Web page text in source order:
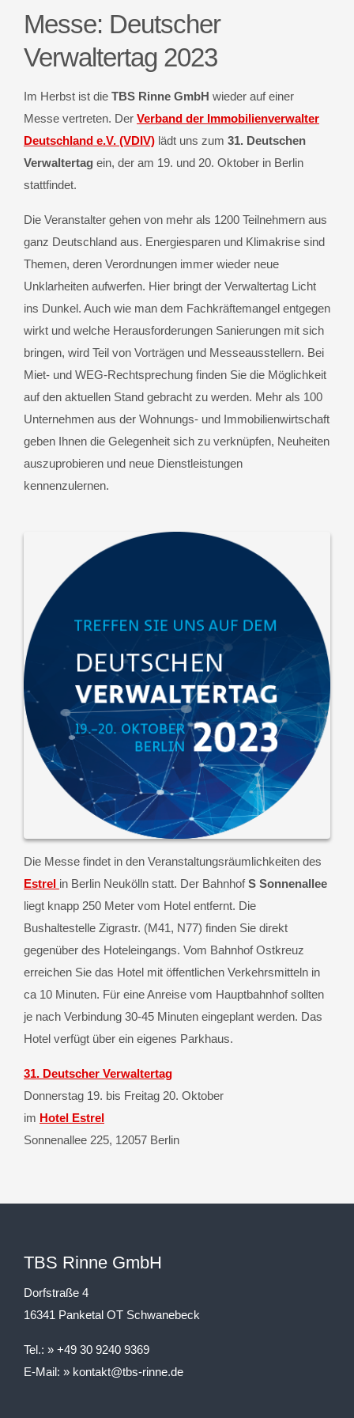
Messe: Deutscher
Verwaltertag 2023
Im Herbst ist die TBS Rinne GmbH wieder auf einer
Messe vertreten. Der Verband der Immobilienverwalter
Deutschland e.V. (VDIV) lädt uns zum 31. Deutschen
Verwaltertag ein, der am 19. und 20. Oktober in Berlin
stattfindet.
Die Veranstalter gehen von mehr als 1200 Teilnehmern aus
ganz Deutschland aus. Energiesparen und Klimakrise sind
Themen, deren Verordnungen immer wieder neue
Unklarheiten aufwerfen. Hier bringt der Verwaltertag Licht
ins Dunkel. Auch wie man dem Fachkräftemangel entgegen
wirkt und welche Herausforderungen Sanierungen mit sich
bringen, wird Teil von Vorträgen und Messeausstellern. Bei
Miet- und WEG-Rechtsprechung finden Sie die Möglichkeit
auf den aktuellen Stand gebracht zu werden. Mehr als 100
Unternehmen aus der Wohnungs- und Immobilienwirtschaft
geben Ihnen die Gelegenheit sich zu verknüpfen, Neuheiten
auszuprobieren und neue Dienstleistungen
kennenzulernen.
Die Messe findet in den Veranstaltungsräumlichkeiten des
Estrel in Berlin Neukölln statt. Der BahnhofS Sonnenallee
liegt knapp 250 Meter vom Hotel entfernt. Die
Bushaltestelle Zigrastr. (M41, N77) finden Sie direkt
gegenüber des Hoteleingangs. Vom Bahnhof Ostkreuz
erreichen Sie das Hotel mit öffentlichen Verkehrsmitteln in
ca 10 Minuten. Für eine Anreise vom Hauptbahnhof sollten
je nach Verbindung 30-45 Minuten eingeplant werden. Das
Hotel verfügt über ein eigenes Parkhaus.
31. Deutscher Verwaltertag
Donnerstag 19. bis Freitag 20. Oktober
im Hotel Estrel
Sonnenallee 225, 12057 Berlin
TBS Rinne GmbH
Dorfstraße 4
16341 Panketal OT Schwanebeck
Tel.:
+49 30 9240 9369
E-Mail:
kontakt@tbs-rinne.de